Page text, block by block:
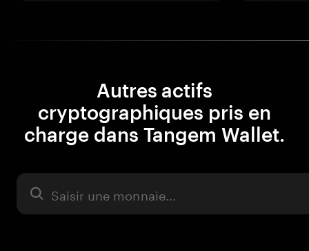
Autres actifs
cryptographiques pris en
charge dans Tangem Wallet.
Actifs